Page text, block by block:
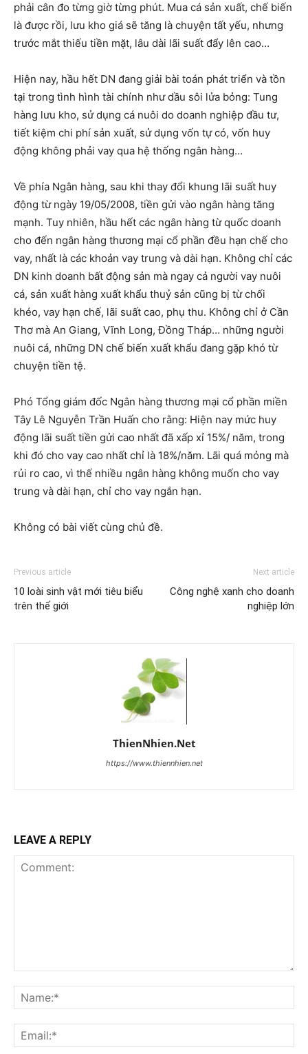
phải cân đo từng giờ từng phút. Mua cá sản xuất, chế biến
là được rồi, lưu kho giá sẽ tăng là chuyện tất yếu, nhưng
trước mắt thiếu tiền mặt, lâu dài lãi suất đẩy lên cao…
Hiện nay, hầu hết DN đang giải bài toán phát triển và tồn
tại trong tình hình tài chính như dầu sôi lửa bỏng: Tung
hàng lưu kho, sử dụng cá nuôi do doanh nghiệp đầu tư,
tiết kiệm chi phí sản xuất, sử dụng vốn tự có, vốn huy
động không phải vay qua hệ thống ngân hàng…
Về phía Ngân hàng, sau khi thay đổi khung lãi suất huy
động từ ngày 19/05/2008, tiền gửi vào ngân hàng tăng
mạnh. Tuy nhiên, hầu hết các ngân hàng từ quốc doanh
cho đến ngân hàng thương mại cổ phần đều hạn chế cho
vay, nhất là các khoản vay trung và dài hạn. Không chỉ các
DN kinh doanh bất động sản mà ngay cả người vay nuôi
cá, sản xuất hàng xuất khẩu thuỷ sản cũng bị từ chối
khéo, vay hạn chế, lãi suất cao, phụ thu. Không chỉ ở Cần
Thơ mà An Giang, Vĩnh Long, Đồng Tháp… những người
nuôi cá, những DN chế biến xuất khẩu đang gặp khó từ
chuyện tiền tệ.
Phó Tổng giám đốc Ngân hàng thương mại cổ phần miền
Tây Lê Nguyễn Trần Huấn cho rằng: Hiện nay mức huy
động lãi suất tiền gửi cao nhất đã xấp xỉ 15%/ năm, trong
khi đó cho vay cao nhất chỉ là 18%/năm. Lãi quá mỏng mà
rủi ro cao, vì thế nhiều ngân hàng không muốn cho vay
trung và dài hạn, chỉ cho vay ngắn hạn.
Không có bài viết cùng chủ đề.
Previous article
10 loài sinh vật mới tiêu biểu
trên thế giới
Next article
Công nghệ xanh cho doanh
nghiệp lớn
ThienNhien.Net
https://www.thiennhien.net
LEAVE A REPLY